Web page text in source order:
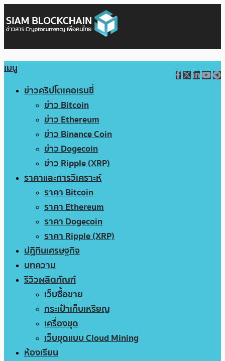
เมนู
ข่าวคริปโตเคอเรนซี่
ข่าว Bitcoin
ข่าว Ethereum
ข่าว Binance Coin
ข่าว Dogecoin
ข่าว Ripple (XRP)
ราคาและการวิเคราะห์
ราคา Bitcoin
ราคา Ethereum
ราคา Dogecoin
ราคา Ripple (XRP)
ปฏิทินเศรษฐกิจ
บทความ
รีวิวผลิตภัณฑ์
เว็บซื้อขาย
กระเป๋าเก็บเหรียญ
เครื่องขุด
เว็บขุดแบบ Cloud Mining
ห้องเรียน